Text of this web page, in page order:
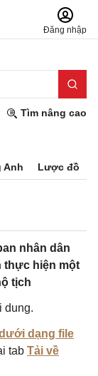
Đăng nhập
Tìm nâng cao
Anh Lược đồ
nhân dân
thực hiện một
tịch
dung.
dạng file
tab Tải về